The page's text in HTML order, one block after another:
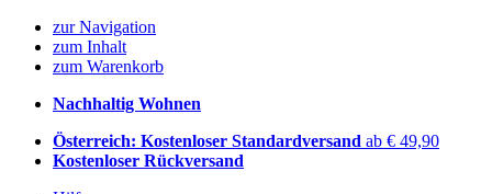
zur Navigation
zum Inhalt
zum Warenkorb
Nachhaltig Wohnen
Österreich: Kostenloser Standardversand ab € 49,90
Kostenloser Rückversand